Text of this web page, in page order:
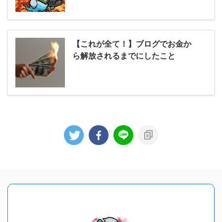
【これが全て！】ブログでお金か
ら解放されるまでにしたこと